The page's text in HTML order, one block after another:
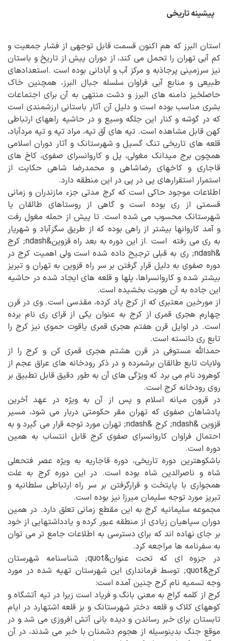
پیشینه تاریخی
استان البرز که هم اکنون قسمت قابل توجهی از فشار جمعیت و
کم آبی تهران را تحمل می کند، از دوران پیش از تاریخ و باستان
نیز سرزمینی پرجاذبه و مرکز آب و آبادانی بوده است .استعدادهای
طبیعی و منابع آبی فراوان سلسله جبال البرز، همچنین خاک
حاصلخیز دامنه های البرز و دشت منتهی به آن برای اجتماعات
بشری مناسب بوده است و دلیل آن آثار باستانی ارزشمندی است
که در گوشه و کنار این جلگه وسیع و در حاشیه راههای ارتباطی
کهن قابل مشاهده است. تپه های آق تپه، مراد تپه و تپه مردآباد،
قلعه های تاریخی تنگ گسیل و شهرستانک و آثار دوران اسلامی
همچون برج میدانک مغولی، پل و کاروانسرای صفوی، کاخ های
قاجاری و کاخهای رضاشاهی و محمدرضا شاهی حکایت از
استمرار استقرارهای پی در پی در این منطقه دارد.
اطلاعات موجود حاکی است که کرج مدتی جزء مازندران و زمانی
قسمتی از ری بوده است و گاهی از روستاهای طالقان یا
شهرستانک محسوب می شده است. تا پیش از حمله مغول رفت
و آمد کاروانها بیشتر از راهی بوده که از طریق سگزآباد و شهریار
به ری می رفته است .از این دوره به بعد راه قزوین&ndash; کرج
&ndash; ری به قبلی ترجیح داده شده است ولی اهمیت کرج در
دوره صفوی به دلیل قرار گرفتن بر سر راه قزوین به تهران و تبریز
بیشتر شده و کاروانسراها، پلها و قلعه های ایجاد شده در حاشیه
این جاده به آن هویت بخشیده است.
از مورخین معتبری که از کرج یاد کرده، مقدسی است. وی در قرن
چهارم هجری قمری از کرج به عنوان یکی از قرای ری نام برده
است. در اوایل قرن هفتم هجری قمری یاقوت حموی نیز کرج را
تابع ری دانسته است.
حمدالله مستوفی در قرن هشتم هجری قمری کن و کرج را از
ولایات تابع طالقان برشمرده و در ذکر رودخانه های عراق عجم از
کوهرود نام می برد که ویژگی های آن به طور دقیق قابل تطبیق بر
روی رودخانه کرج است.
در قرون میانه اسلام و پس از آن به ویژه در عهد آخرین
پادشاهان صفوی که تهران مقر حکومتی دربار می شود، مسیر
قزوین &ndash; کرج &ndash; تهران مورد توجه قرار می گیرد و به
احتمال فراوان کاروانسرای صفوی کرج قابل انتساب به همین
دوره است.
باشکوهترین دوره تاریخی، دوره قاجاریه به ویژه عصر فتحعلی
شاه و ناصرالدین شاه بوده است. در این دوره کرج به علت
همجواری با پایتخت و قرارگرفتن بر سر راه ارتباطی سلطانیه و
تبریز مورد توجه سلیمان میرزا نیز بوده است.
مجموعه سلیمانیه کرج به این مقطع زمانی تعلق دارد. در همین
دوران سپاهیان زیادی از منطقه عبور کرده و یادداشتهایی از خود
بر جای نهاده اند که برای دسترسی به اطلاعات جامع تر می توان
به سفرنامه ها مراجعه کرد.
در جزوه ای که تحت عنوان&quot; شناسنامه شهرستان
کرج&quot; توسط فرمانداری این شهرستان تهیه شده در مورد
وجه تسمیه نام کرج چنین آمده است:
کرج از کلمه کراج به معنی بانگ و فریاد است زیرا در تپه آتشگاه و
کوههای کلاک و قلعه دختر شهرستانک و بز قلعه اشتهارد در ایام
تابستان برای خبر رساندن و دیده بانی آتش افروزی می شد و در
موقع جنگ بدینوسیله از هجوم دشمنان با خبر می شدند، در آن